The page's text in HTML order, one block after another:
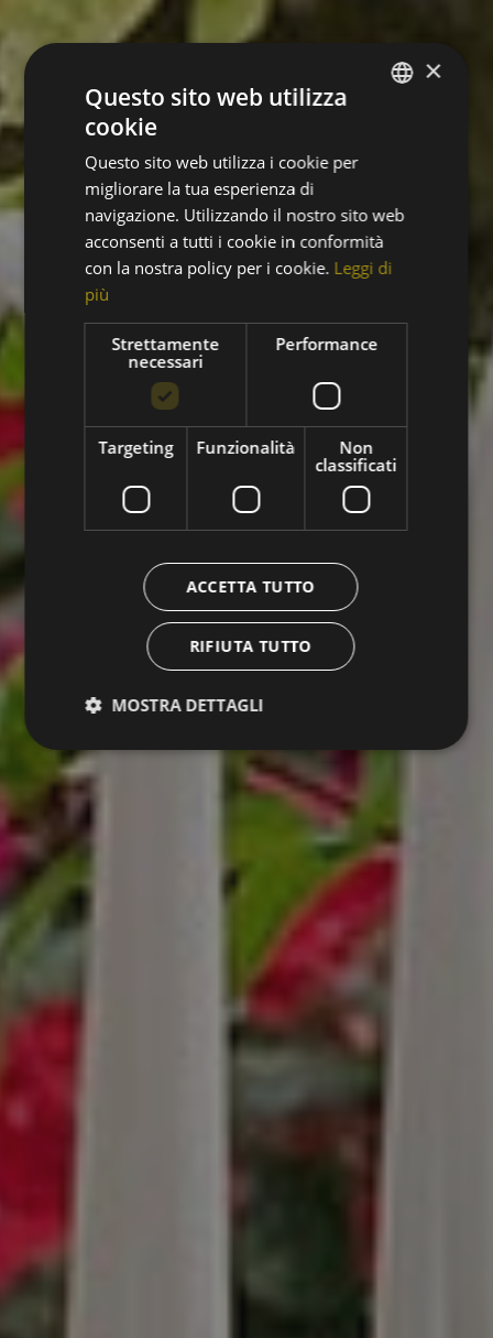
GERMAN
FRENCH
×
Questo sito web utilizza
cookie
Questo sito web utilizza i cookie per
migliorare la tua esperienza di
navigazione. Utilizzando il nostro sito web
acconsenti a tutti i cookie in conformità
con la nostra policy per i cookie. Leggi di
più
Strettamente
necessari
Performance
Targeting Funzionalità
Non
classificati
ACCETTA TUTTO
RIFIUTA TUTTO
MOSTRA DETTAGLI